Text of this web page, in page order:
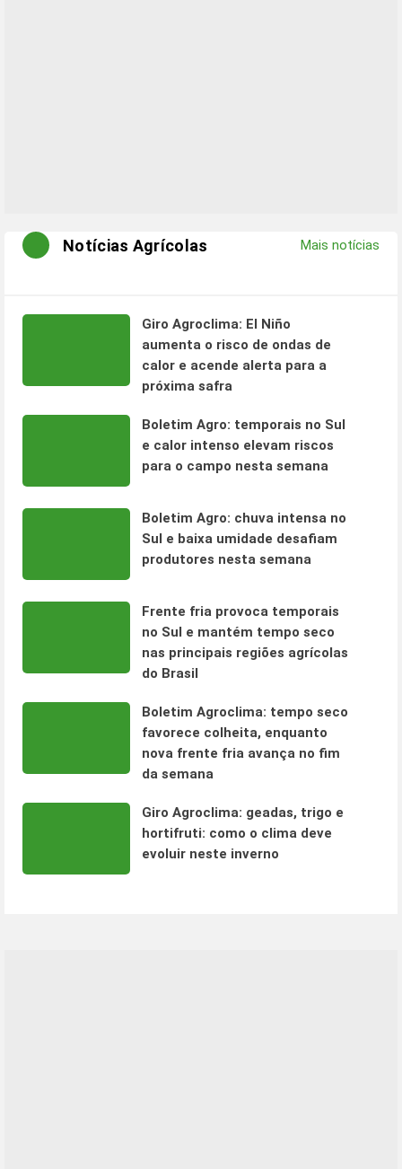
Notícias Agrícolas Mais notícias
Giro Agroclima: El Niño
aumenta o risco de ondas de
calor e acende alerta para a
próxima safra
Boletim Agro: temporais no Sul
e calor intenso elevam riscos
para o campo nesta semana
Boletim Agro: chuva intensa no
Sul e baixa umidade desafiam
produtores nesta semana
Frente fria provoca temporais
no Sul e mantém tempo seco
nas principais regiões agrícolas
do Brasil
Boletim Agroclima: tempo seco
favorece colheita, enquanto
nova frente fria avança no fim
da semana
Giro Agroclima: geadas, trigo e
hortifruti: como o clima deve
evoluir neste inverno